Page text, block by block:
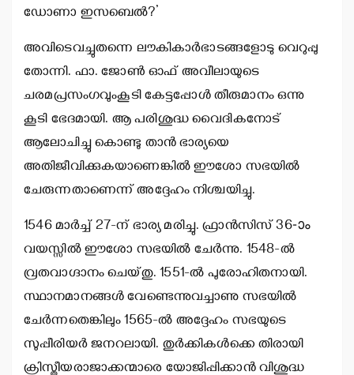
ഡോണാ ഇസബെല്‍?’
അവിടെവച്ചുതന്നെ ലൗകികാര്‍ഭാടങ്ങളോടു വെറുപ്പു
തോന്നി. ഫാ. ജോണ്‍ ഓഫ് അവീലായുടെ
ചരമപ്രസംഗവുംകൂടി കേട്ടപ്പോള്‍ തീരുമാനം ഒന്നു
കൂടി ഭേദമായി. ആ പരിശുദ്ധ വൈദികനോട്
ആലോചിച്ചു കൊണ്ടു താന്‍ ഭാര്യയെ
അതിജീവിക്കുകയാണെങ്കില്‍ ഈശോ സഭയില്‍
ചേരുന്നതാണെന്ന് അദ്ദേഹം നിശ്ചയിച്ചു.
1546 മാര്‍ച്ച് 27-ന് ഭാര്യ മരിച്ചു. ഫ്രാന്‍സിസ് 36-ാം
വയസ്സില്‍ ഈശോ സഭയില്‍ ചേര്‍ന്നു. 1548-ല്‍
വ്രതവാഗ്ദാനം ചെയ്തു. 1551-ല്‍ പുരോഹിതനായി.
സ്ഥാനമാനങ്ങള്‍ വേണ്ടെന്നുവച്ചാണു സഭയില്‍
ചേര്‍ന്നതെങ്കിലും 1565-ല്‍ അദ്ദേഹം സഭയുടെ
സുപ്പീരിയര്‍ ജനറലായി. തുര്‍ക്കികള്‍ക്കെ തിരായി
ക്രിസ്തീയരാജാക്കന്മാരെ യോജിപ്പിക്കാന്‍ വിശുദ്ധ